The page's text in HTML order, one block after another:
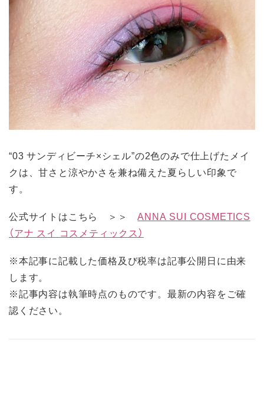
“03 サンディビーチ×シェル”の2色のみで仕上げたメイ
クは、甘さと涼やかさを兼ね備えた夏らしい印象で
す。
公式サイトはこちら ＞＞ANNA SUI COSMETICS
（アナ スイ コスメティックス）
※本記事に記載した価格及び税率は記事公開日に由来
します。
※記事内容は執筆時点のものです。最新の内容をご確
認ください。